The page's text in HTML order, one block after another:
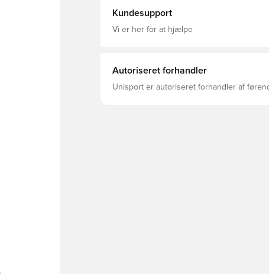
Kundesupport
Vi er her for at hjælpe
Autoriseret forhandler
Unisport er autoriseret forhandler af